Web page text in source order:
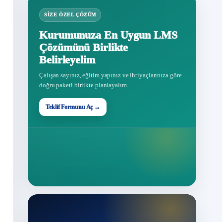
SIZE ÖZEL ÇÖZÜM
Kurumunuza En Uygun LMS
Çözümünü Birlikte
Belirleyelim
Çalışan sayınız, eğitim yapınız ve ihtiyaçlarınıza göre
doğru paketi birlikte planlayalım.
Teklif Formunu Aç →
Teklif